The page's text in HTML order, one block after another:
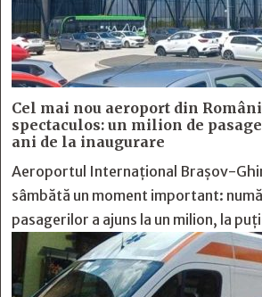
Cel mai nou aeroport din
spectaculos: un milion de
ani de la inaugurare
Aeroportul Internațional Brașov-
sâmbătă un moment important:
pasagerilor a ajuns la un milion, la